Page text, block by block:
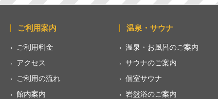
ご利用案内
ご利用料金
アクセス
ご利用の流れ
館内案内
温泉・サウナ
温泉・お風呂のご案内
サウナのご案内
個室サウナ
岩盤浴のご案内